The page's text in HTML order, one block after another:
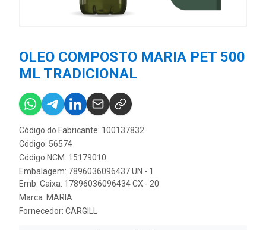
OLEO COMPOSTO MARIA PET 500
ML TRADICIONAL
Código do Fabricante: 100137832
Código: 56574
Código NCM: 15179010
Embalagem: 7896036096437 UN - 1
Emb. Caixa: 17896036096434 CX - 20
Marca: MARIA
Fornecedor: CARGILL